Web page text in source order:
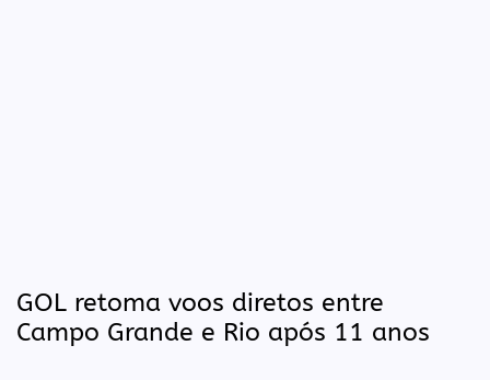
GOL retoma voos diretos entre
Campo Grande e Rio após 11 anos